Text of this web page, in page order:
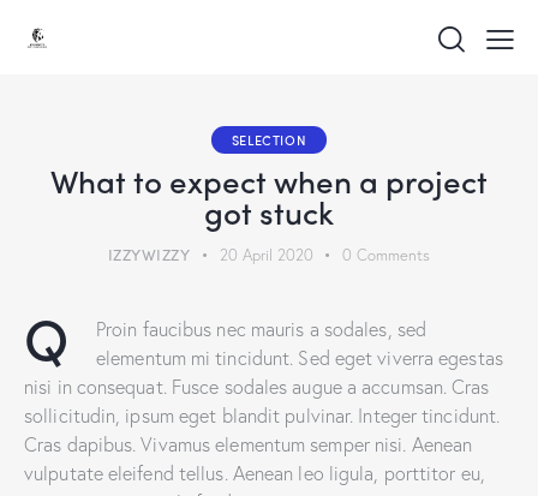
SELECTION
What to expect when a project
got stuck
IZZYWIZZY 20 April 2020 0 Comments
Q
Proin faucibus nec mauris a sodales, sed
elementum mi tincidunt. Sed eget viverra egestas
nisi in consequat. Fusce sodales augue a accumsan. Cras
sollicitudin, ipsum eget blandit pulvinar. Integer tincidunt.
Cras dapibus. Vivamus elementum semper nisi. Aenean
vulputate eleifend tellus. Aenean leo ligula, porttitor eu,